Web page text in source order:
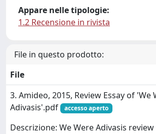
Appare nelle tipologie:
1.2 Recensione in rivista
File in questo prodotto:
File
3. Amideo, 2015, Review Essay of 'We
Adivasis'.pdf
accesso aperto
Descrizione: We Were Adivasis review